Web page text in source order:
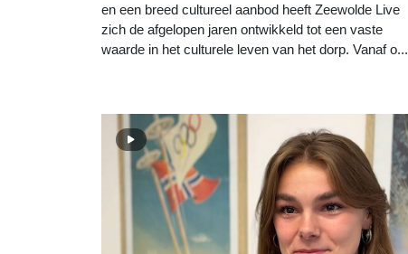
en een breed cultureel aanbod heeft Zeewolde Live
zich de afgelopen jaren ontwikkeld tot een vaste
waarde in het culturele leven van het dorp. Vanaf o...